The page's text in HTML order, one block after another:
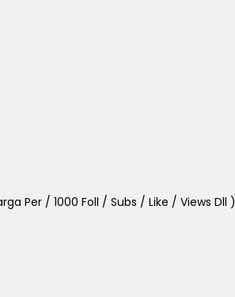
Per / 1000 Foll / Subs / Like / Views Dll )